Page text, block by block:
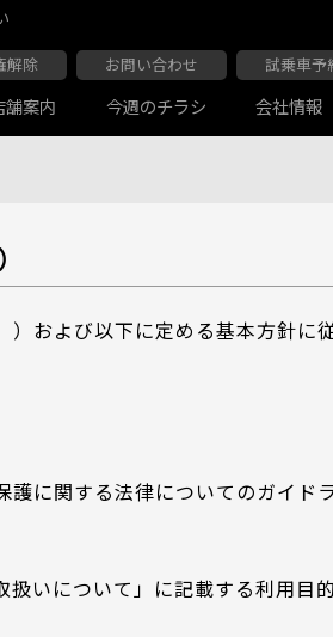
解除 お問い合わせ 試乗車予
ス
舗案内
法人営業部
今週のチラシ 会社情報
および以下に定める基本方針に
に関する法律についてのガイド
いについて」に記載する利用目